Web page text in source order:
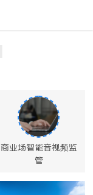
商业场智能音视频监
管